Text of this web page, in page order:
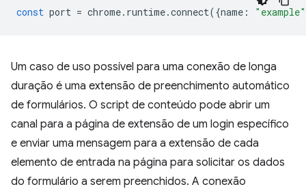
const port = chrome. runtime.connect({name : "example"
Um caso de uso possível para uma conexão de longa
duração é uma extensão de preenchimento automático
de formulários. O script de conteúdo pode abrir um
canal para a página de extensão de um login específico
e enviar uma mensagem para a extensão de cada
elemento de entrada na página para solicitar os dados
do formulário a serem preenchidos. A conexão